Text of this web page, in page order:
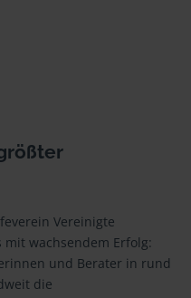
Vereinigte
mit wachsendem Erfolg:
und Berater in rund
die